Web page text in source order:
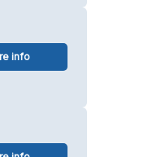
info